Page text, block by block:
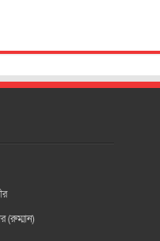
(রুম্মান)